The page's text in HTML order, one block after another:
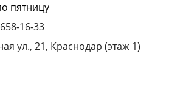
пятницу
16-33
ул., 21, Краснодар (этаж 1)